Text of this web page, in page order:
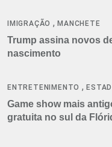
IMIGRAÇÃO ,MANCHETE
Trump assina novos
nascimento
ENTRETENIMENTO ,
Game show mais
gratuita no sul da